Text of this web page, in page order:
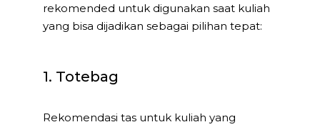
rekomended untuk digunakan saat kuliah
yang bisa dijadikan sebagai pilihan tepat:
1. Totebag
Rekomendasi tas untuk kuliah yang